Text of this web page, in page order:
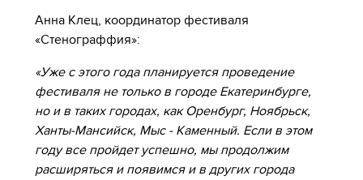
Анна Клец, координатор фестиваля
«Стенограффия»:
«Уже с этого года планируется проведение
фестиваля не только в городе Екатеринбурге,
но и в таких городах, как Оренбург, Ноябрьск,
Ханты-Мансийск, Мыс - Каменный. Если в этом
году все пройдет успешно, мы продолжим
расширяться и появимся и в других города